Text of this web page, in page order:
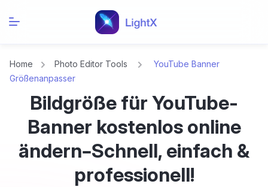
Home Photo Editor Tools
YouTube Banner
Größenanpasser
Bildgröße für YouTube-
Banner kostenlos online
ändern–Schnell, einfach &
professionell!